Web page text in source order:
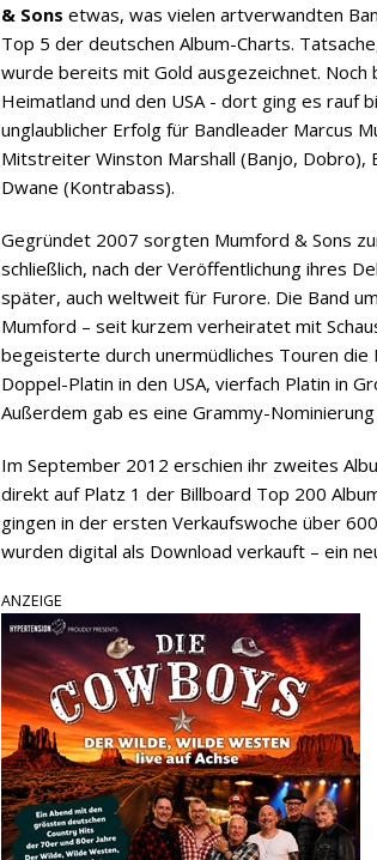
& Sons etwas, was vielen artverwandten
Top 5 der deutschen Album-Charts.
wurde bereits mit Gold ausgezeichnet.
Heimatland und den USA - dort ging es rauf
unglaublicher Erfolg für Bandleader Marcus
Mitstreiter Winston Marshall (Banjo,
Dwane (Kontrabass).
Gegründet 2007 sorgten Mumford & Sons
schließlich, nach der Veröffentlichung ihres
später, auch weltweit für Furore. Die Band
Mumford – seit kurzem verheiratet mit
begeisterte durch unermüdliches Touren die
Doppel-Platin in den USA, vierfach Platin in
Außerdem gab es eine Grammy-
Im September 2012 erschien ihr zweites
direkt auf Platz 1 der Billboard Top 200
gingen in der ersten Verkaufswoche über
wurden digital als Download verkauft – ein
ANZEIGE